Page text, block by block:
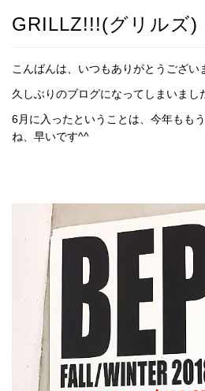
GRILLZ!!!(グリルズ)
こんばんは、いつもありがとうござい
久しぶりのブログになってしまいまし
6月に入ったということは、今年もも
ね、早いです^^